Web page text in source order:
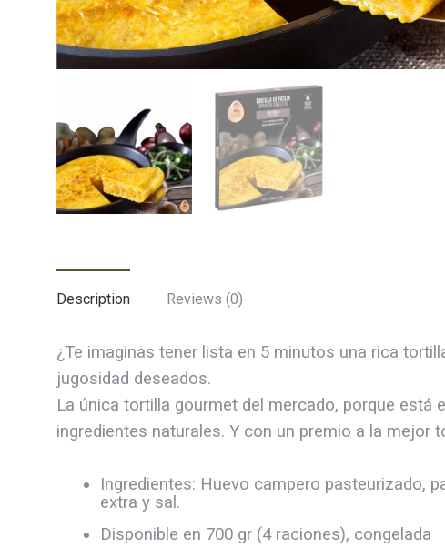
Description Reviews (0)
¿Te imaginas tener lista en 5 minutos una rica
jugosidad deseados.
La única tortilla gourmet del mercado, porque está
ingredientes naturales. Y con un premio a la mejor
Ingredientes: Huevo campero pasteurizado,
extra y sal.
Disponible en 700 gr (4 raciones), congelada